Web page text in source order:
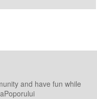
and have fun while